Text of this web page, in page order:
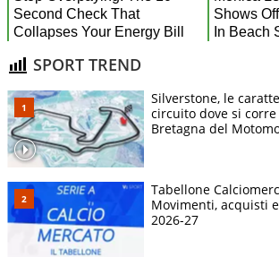
SPORT TREND
Silverstone, le
circuito dove si
Bretagna del
Tabellone
Movimenti, acquisti
2026-27